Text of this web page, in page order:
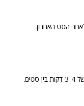
הסט האחרון.